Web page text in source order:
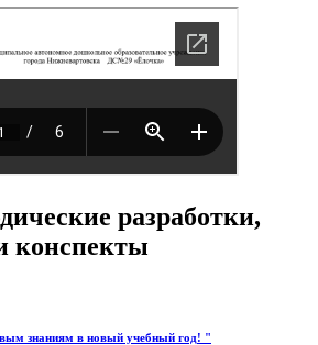
разработки,
конспекты
знаниям в новый учебный год! "